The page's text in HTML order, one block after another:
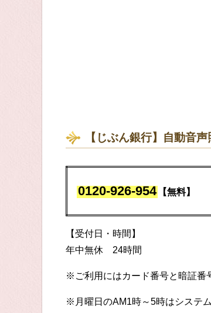
【じぶん銀行】自動音
0120-926-954 【無料】
【受付日・時間】
年中無休 24時間
※ご利用にはカード番号と暗証番
※月曜日のAM1時～5時はシステ